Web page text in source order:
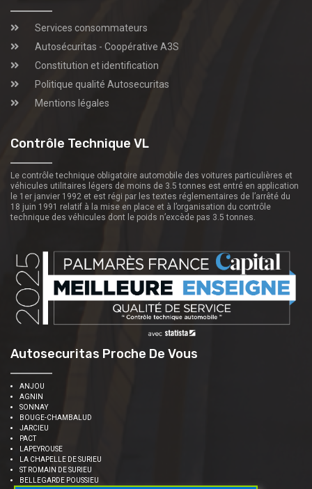
Services consommateurs
Autosécuritas - Coopérative A3S
Constitution et identification
Politique qualité Autosecuritas
Mentions légales
Contrôle Technique VL
Le contrôle technique obligatoire automobile des voitures particulières et
véhicules utilitaires légers de moins de 3.5 tonnes est entré en application
le 1er janvier 1992 et est régi par les textes réglementaires de l’arrêté du
18 juin 1991 relatif à la mise en place et à l’organisation du contrôle
technique des véhicules dont le poids n’excède pas 3.5 tonnes.
Autosecuritas Proche De Vous
ANJOU
AGNIN
SONNAY
BOUGE-CHAMBALUD
JARCIEU
PACT
LAPEYROUSE
LA CHAPELLE DE SURIEU
ST ROMAIN DE SURIEU
BELLEGARDE POUSSIEU